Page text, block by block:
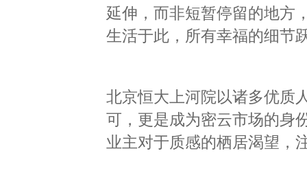
延伸，而非短暂停留的地方
生活于此，所有幸福的细节
北京恒大上河院以诸多优质
可，更是成为密云市场的身
业主对于质感的栖居渴望，